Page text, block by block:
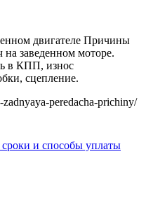
двигателе Причины
на заведенном моторе.
в КПП, износ
сцепление.
peredacha-prichiny/
и способы уплаты